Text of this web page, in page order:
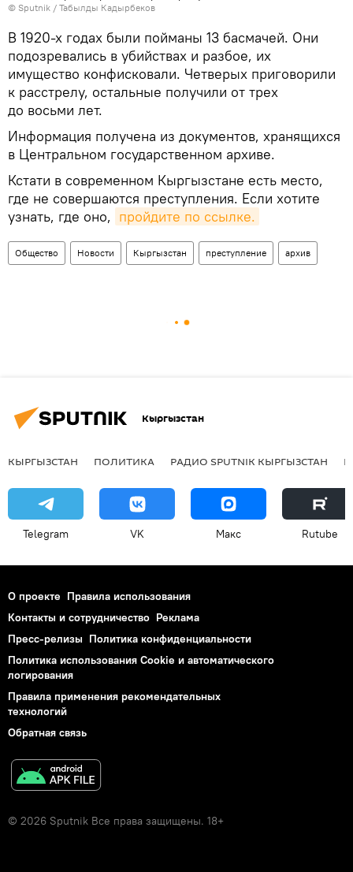
© Sputnik / Табылды Кадырбеков
В 1920-х годах были пойманы 13 басмачей. Они
подозревались в убийствах и разбое, их
имущество конфисковали. Четверых приговорили
к расстрелу, остальные получили от трех
до восьми лет.
Информация получена из документов, хранящихся
в Центральном государственном архиве.
Кстати в современном Кыргызстане есть место,
где не совершаются преступления. Если хотите
узнать, где оно, пройдите по ссылке.
Общество Новости Кыргызстан преступление архив
Кыргызстан
КЫРГЫЗСТАН ПОЛИТИКА РАДИО SPUTNIK КЫРГЫЗСТАН
Telegram VK Макс Rutube
О проекте Правила использования
Контакты и сотрудничество Реклама
Пресс-релизы Политика конфиденциальности
Политика использования Cookie и автоматического
логирования
Правила применения рекомендательных
технологий
Обратная связь
© 2026 Sputnik Все права защищены. 18+